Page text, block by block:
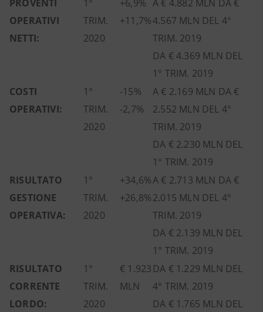
PROVENTI
OPERATIVI
NETTI:
1°
TRIM.
2020
+6,9%
+11,7%
A € 4.882 MLN DA €
4.567 MLN DEL 4°
TRIM. 2019
DA € 4.369 MLN DEL
1° TRIM. 2019
COSTI
OPERATIVI:
1°
TRIM.
2020
-15%
-2,7%
A € 2.169 MLN DA €
2.552 MLN DEL 4°
TRIM. 2019
DA € 2.230 MLN DEL
1° TRIM. 2019
RISULTATO
GESTIONE
OPERATIVA:
1°
TRIM.
2020
+34,6%
+26,8%
A € 2.713 MLN DA €
2.015 MLN DEL 4°
TRIM. 2019
DA € 2.139 MLN DEL
1° TRIM. 2019
RISULTATO
CORRENTE
LORDO:
1°
TRIM.
2020
€ 1.923
MLN
DA € 1.229 MLN DEL
4° TRIM. 2019
DA € 1.765 MLN DEL